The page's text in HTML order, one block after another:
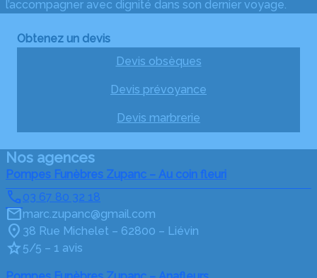
l’accompagner avec dignité dans son dernier voyage.
Obtenez un devis
Devis obsèques
Devis prévoyance
Devis marbrerie
Nos agences
Pompes Funèbres Zupanc – Au coin fleuri
03 67 80 32 18
marc.zupanc@gmail.com
38 Rue Michelet – 62800 – Liévin
5/5 – 1 avis